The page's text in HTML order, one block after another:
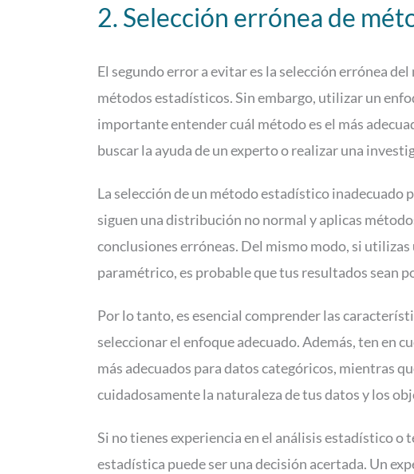
2. Selección errónea de
El segundo error a evitar es la selección errónea
métodos estadísticos. Sin embargo, utilizar un
importante entender cuál método es el más
buscar la ayuda de un experto o realizar una
La selección de un método estadístico
siguen una distribución no normal y aplicas
conclusiones erróneas. Del mismo modo, si
paramétrico, es probable que tus resultados sean
Por lo tanto, es esencial comprender las
seleccionar el enfoque adecuado. Además, ten en
más adecuados para datos categóricos, mientras
cuidadosamente la naturaleza de tus datos y los
Si no tienes experiencia en el análisis estadístico o
estadística puede ser una decisión acertada. Un